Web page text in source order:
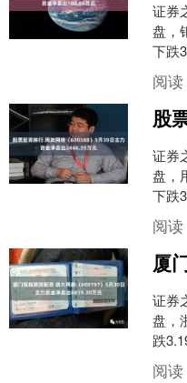
证券
盘，
下跌
手，
阅读
证券
盘，
下跌
万手
阅读
证券
盘，
跌
手，
阅读